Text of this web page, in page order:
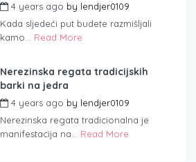
4 years ago by lendjer0109
Kada sljedeći put budete razmišljali
kamo... Read More
Nerezinska regata tradicijskih
barki na jedra
4 years ago by lendjer0109
Nerezinska regata tradicionalna je
manifestacija na... Read More